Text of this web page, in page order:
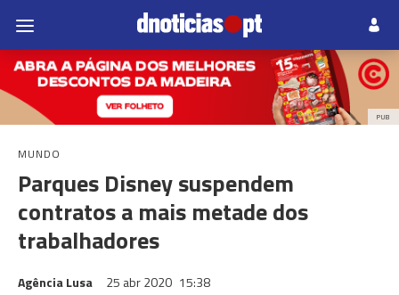
PUB
MUNDO
Parques Disney suspendem
contratos a mais metade dos
trabalhadores
Agência Lusa 25 abr 2020 15:38